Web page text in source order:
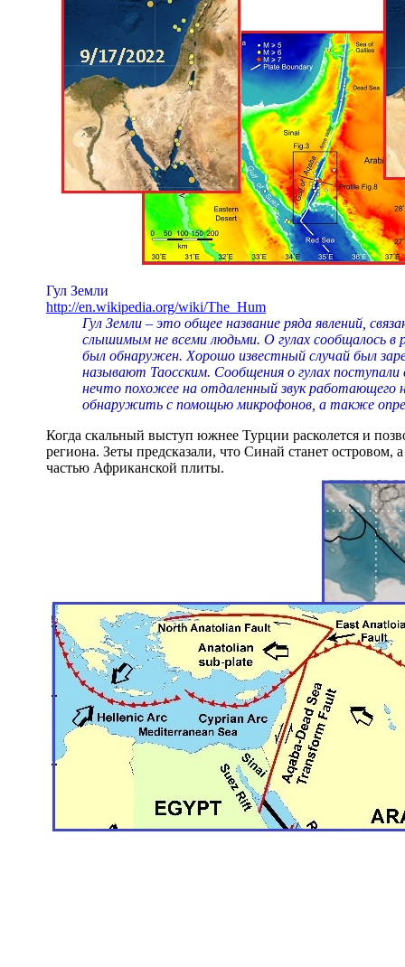
Гул Земли
http://en.wikipedia.org/wiki/The_Hum
Гул Земли – это общее название ряда явлений,
слышимым не всеми людьми. О гулах сообщалось в
был обнаружен. Хорошо известный случай был
называют Таосским. Сообщения о гулах поступали
нечто похожее на отдаленный звук работающего
обнаружить с помощью микрофонов, а также
Когда скальный выступ южнее Турции расколется и
региона. Зеты предсказали, что Синай станет
частью Африканской плиты.